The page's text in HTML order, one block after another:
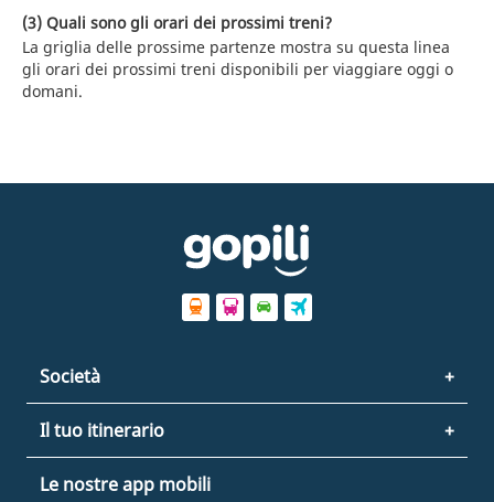
(3) Quali sono gli orari dei prossimi treni?
La griglia delle prossime partenze mostra su questa linea
gli orari dei prossimi treni disponibili per viaggiare oggi o
domani.
Società
Il tuo itinerario
Le nostre app mobili